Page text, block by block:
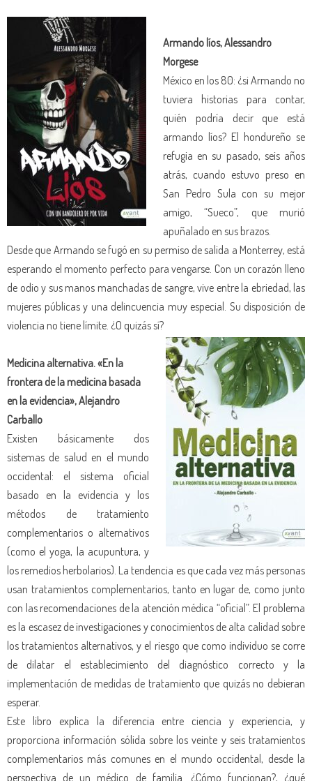
Armando líos, Alessandro
Morgese
México en los 80: ¿si Armando no
tuviera historias para contar,
quién podría decir que está
armando líos? El hondureño se
refugia en su pasado, seis años
atrás, cuando estuvo preso en
San Pedro Sula con su mejor
amigo, “Sueco”, que murió
apuñalado en sus brazos.
Desde que Armando se fugó en su permiso de salida a Monterrey, está
esperando el momento perfecto para vengarse. Con un corazón lleno
de odio y sus manos manchadas de sangre, vive entre la ebriedad, las
mujeres públicas y una delincuencia muy especial. Su disposición de
violencia no tiene límite. ¿O quizás sí?
Medicina alternativa. «En la
frontera de la medicina basada
en la evidencia», Alejandro
Carballo
Existen básicamente dos
sistemas de salud en el mundo
occidental: el sistema oficial
basado en la evidencia y los
métodos de tratamiento
complementarios o alternativos
(como el yoga, la acupuntura, y
los remedios herbolarios). La tendencia es que cada vez más personas
usan tratamientos complementarios, tanto en lugar de, como junto
con las recomendaciones de la atención médica “oficial”. El problema
es la escasez de investigaciones y conocimientos de alta calidad sobre
los tratamientos alternativos, y el riesgo que como individuo se corre
de dilatar el establecimiento del diagnóstico correcto y la
implementación de medidas de tratamiento que quizás no debieran
esperar.
Este libro explica la diferencia entre ciencia y experiencia, y
proporciona información sólida sobre los veinte y seis tratamientos
complementarios más comunes en el mundo occidental, desde la
perspectiva de un médico de familia. ¿Cómo funcionan?, ¿qué